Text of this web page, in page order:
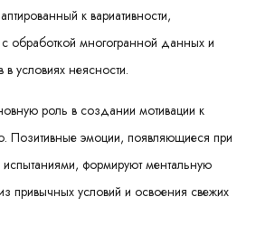
к вариативности,
с обработкой многогранной данных и
условиях неясности.
роль в создании мотивации к
Позитивные эмоции, появляющиеся при
формируют ментальную
привычных условий и освоения свежих